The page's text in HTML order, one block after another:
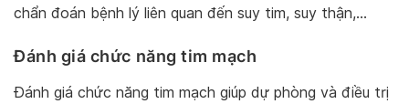
chẩn đoán bệnh lý liên quan đến suy tim, suy thận,…
Đánh giá chức năng tim mạch
Đánh giá chức năng tim mạch giúp dự phòng và điều trị